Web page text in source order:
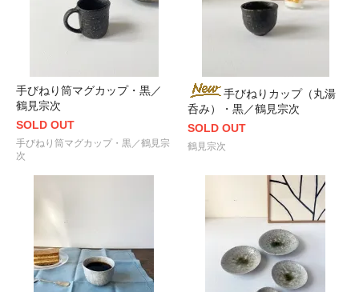
手びねり筒マグカップ・黒／
鶴見宗次
SOLD OUT
手びねり筒マグカップ・黒／鶴見宗
次
手びねりカップ（丸湯
呑み）・黒／鶴見宗次
SOLD OUT
鶴見宗次